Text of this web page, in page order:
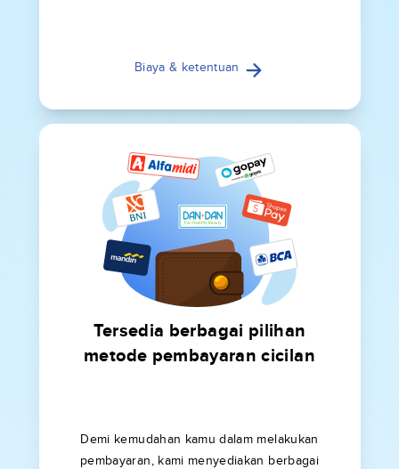
Biaya & ketentuan
Tersedia berbagai pilihan
metode pembayaran cicilan
Demi kemudahan kamu dalam melakukan
pembayaran, kami menyediakan berbagai